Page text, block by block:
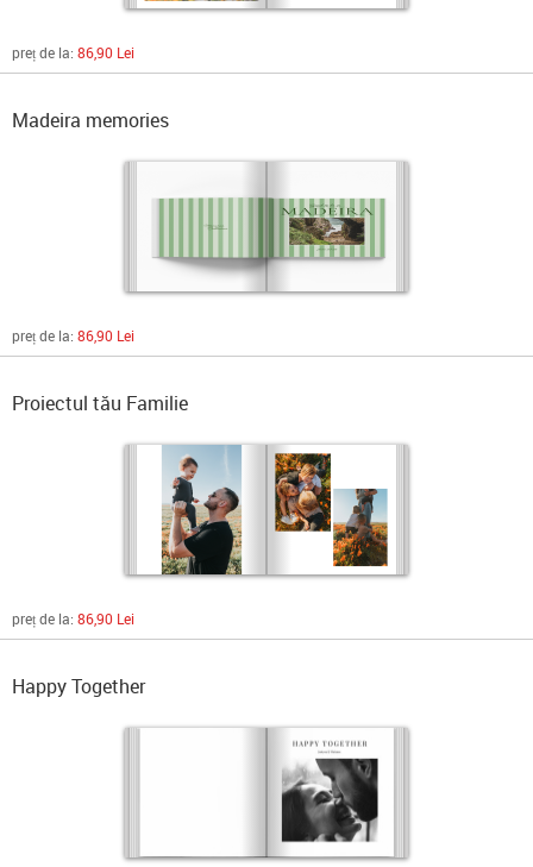
preț de la: 86,90 Lei
Madeira memories
preț de la: 86,90 Lei
Proiectul tău Familie
preț de la: 86,90 Lei
Happy Together